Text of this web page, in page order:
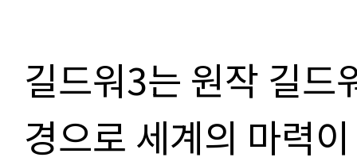
길드워3는 원작 길
경으로 세계의 마력